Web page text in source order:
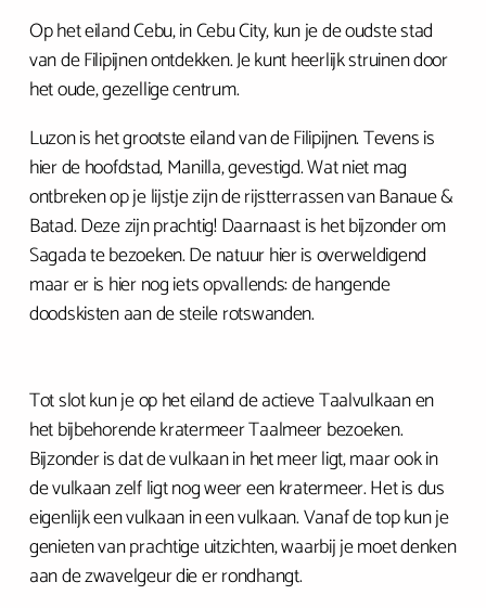
Op het eiland Cebu, in Cebu City, kun je de oudste stad
van de Filipijnen ontdekken. Je kunt heerlijk struinen door
het oude, gezellige centrum.
Luzon is het grootste eiland van de Filipijnen. Tevens is
hier de hoofdstad, Manilla, gevestigd. Wat niet mag
ontbreken op je lijstje zijn de rijstterrassen van Banaue &
Batad. Deze zijn prachtig! Daarnaast is het bijzonder om
Sagada te bezoeken. De natuur hier is overweldigend
maar er is hier nog iets opvallends: de hangende
doodskisten aan de steile rotswanden.
Tot slot kun je op het eiland de actieve Taalvulkaan en
het bijbehorende kratermeer Taalmeer bezoeken.
Bijzonder is dat de vulkaan in het meer ligt, maar ook in
de vulkaan zelf ligt nog weer een kratermeer. Het is dus
eigenlijk een vulkaan in een vulkaan. Vanaf de top kun je
genieten van prachtige uitzichten, waarbij je moet denken
aan de zwavelgeur die er rondhangt.